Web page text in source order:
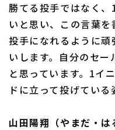
勝てる投手ではなく
いと思い、この言葉
投手になれるように
いします。自分のセ
と思っています。1イ
ドに立って投げている
山田陽翔（やまだ・